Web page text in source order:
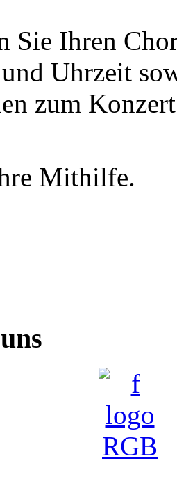
Sie Ihren
Uhrzeit
zum
Mithilfe.